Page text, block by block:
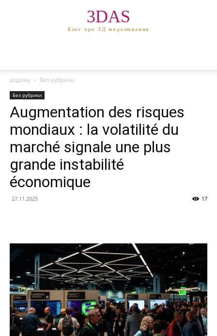
3DAS
Блог про 3Д моделювання
додому Без рубрики
Без рубрики
Augmentation des risques
mondiaux : la volatilité du
marché signale une plus
grande instabilité
économique
27.11.2025 17